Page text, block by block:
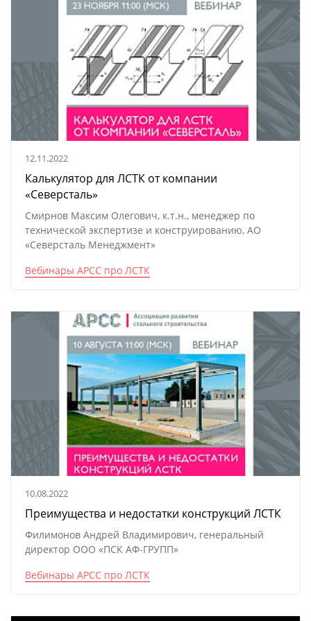
12.11.2022
Калькулятор для ЛСТК от компании
«Северсталь»
Смирнов Максим Олегович, к.т.н., менеджер по
технической экспертизе и конструированию, АО
«Северсталь Менеджмент»
Вебинары АРСС про ЛСТК
10.08.2022
Преимущества и недостатки конструкций ЛСТК
Филимонов Андрей Владимирович, генеральный
директор ООО «ПСК АФ-ГРУПП»
Вебинары АРСС про ЛСТК